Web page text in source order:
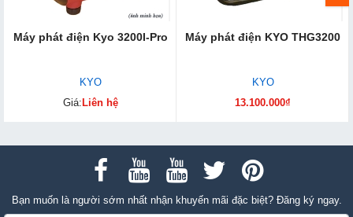
Máy phát điện Kyo 3200I-Pro
KYO
Giá: Liên hệ
Máy phát điện KYO THG3200
KYO
13.100.000₫
Bạn muốn là người sớm nhất nhận khuyến mãi đặc biệt? Đăng ký ngay.